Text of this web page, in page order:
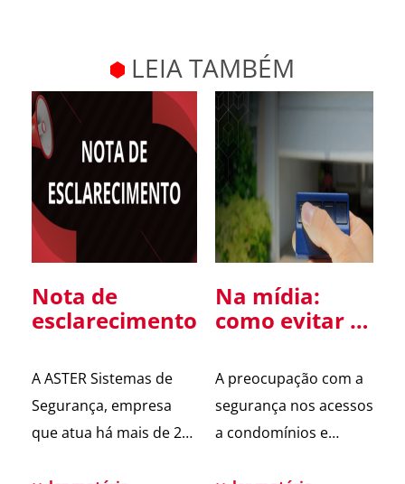
LEIA TAMBÉM
Nota de
esclarecimento
A ASTER Sistemas de
Segurança, empresa
que atua há mais de 20
Na mídia:
como evitar a
controle de
portão
A preocupação com a
segurança nos acessos
a condomínios e